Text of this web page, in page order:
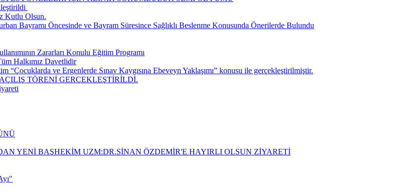
Kutlu Olsun.
Bayramı Öncesinde ve Bayram Süresince Sağlıklı Beslenme Konusunda Önerilerde Bulundu
Zararları Konulu Eğitim Programı
Halkımız Davetlidir
“Çocuklarda ve Ergenlerde Sınav Kaygısına Ebeveyn Yaklaşımı” konusu ile gerçekleştirilmiştir.
TÖRENİ GERÇEKLEŞTİRİLDİ.
YENİ BAŞHEKİM UZM:DR.SİNAN ÖZDEMİR'E HAYIRLI OLSUN ZİYARETİ